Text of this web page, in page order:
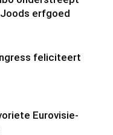
erfgoed
feliciteert
Eurovisie-